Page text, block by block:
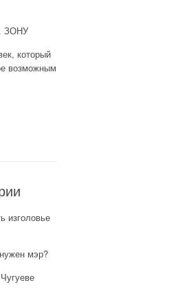
ЗОНУ
который
возможным
изголовье
мэр?